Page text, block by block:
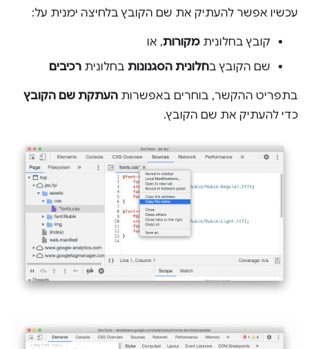
עכשיו אפשר להעתיק את שם הקובץ בלחיצה ימנית על:
קובץ בחלונית מקורות, או
שם הקובץ בחלונית הסגנונות בחלונית רכיבים
בתפריט ההקשר, בוחרים באפשרות העתקת שם הקובץ
כדי להעתיק את שם הקובץ.